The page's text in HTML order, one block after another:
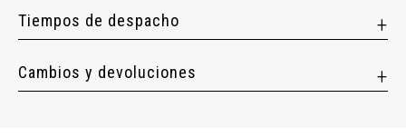
Tiempos de despacho
Cambios y devoluciones